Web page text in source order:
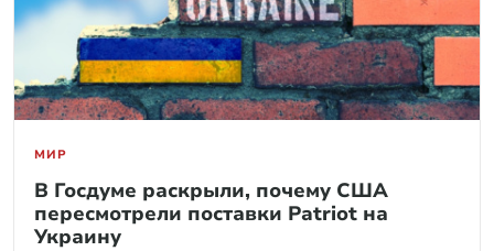
МИР
В Госдуме раскрыли, почему США
пересмотрели поставки Patriot на
Украину